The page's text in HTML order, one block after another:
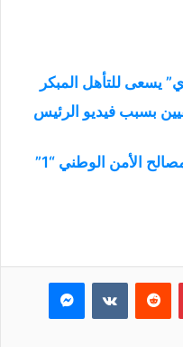
بسبب فيديو الرئيس
الأمن الوطني “1”
بينتيريست ماسنجر